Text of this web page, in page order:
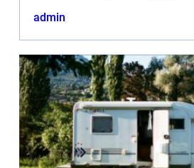
admin